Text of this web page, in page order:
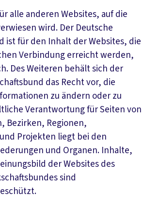
alle anderen Websites, auf die
wird. Der Deutsche
ist für den Inhalt der Websites, die
Verbindung erreicht werden,
Des Weiteren behält sich der
das Recht vor, die
zu ändern oder zu
Verantwortung für Seiten von
Bezirken, Regionen,
Projekten liegt bei den
und Organen. Inhalte,
der Websites des
sind